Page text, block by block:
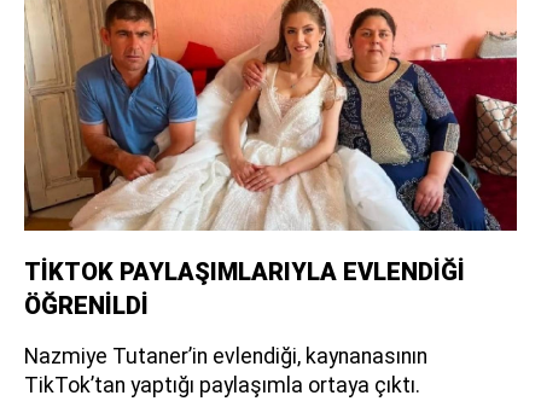
TİKTOK PAYLAŞIMLARIYLA EVLENDİĞİ
ÖĞRENİLDİ
Nazmiye Tutaner’in evlendiği, kaynanasının
TikTok’tan yaptığı paylaşımla ortaya çıktı.